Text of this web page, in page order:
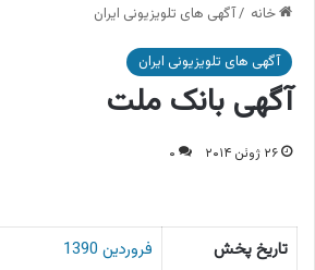
خانه /آگهی های تلویزیونی ایران
آگهی های تلویزیونی ایران
آگهی بانک ملت
۲۶ ژوئن ۲۰۱۴ ۰
تاریخ پخش
فروردین 1390